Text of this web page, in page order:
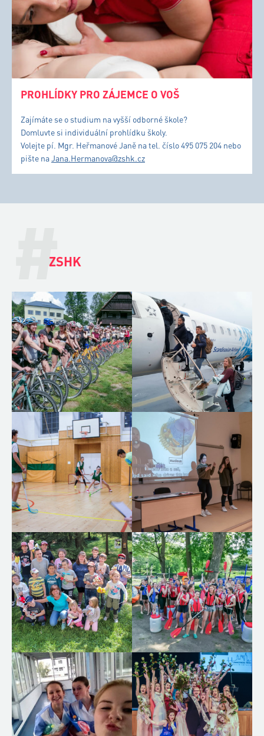
PROHLÍDKY PRO ZÁJEMCE O VOŠ
Zajímáte se o studium na vyšší odborné škole?
Domluvte si individuální prohlídku školy.
Volejte pí. Mgr. Heřmanové Janě na tel. číslo 495 075 204 nebo
pište naJana.Hermanova@zshk.cz
#
ZSHK